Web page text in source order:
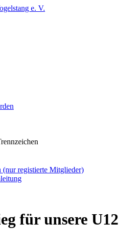
(nur registierte Mitglieder)
für unsere U12